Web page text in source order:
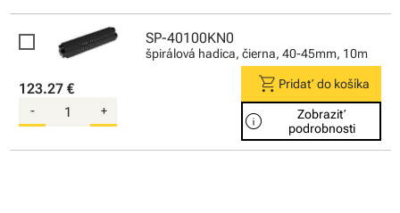
SP-40100KN0
špirálová hadica, čierna, 40-45mm, 10m
123.27 €
- +
shopping_cart Pridať do košíka
info
Zobraziť
podrobnosti